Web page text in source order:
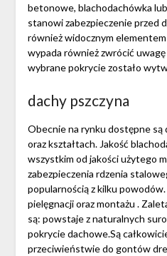
betonowe, blachodachówka
stanowi zabezpieczenie przed
również widocznym
wypada również zwrócić
wybrane pokrycie zostało
dachy pszczyna
Obecnie na rynku dostępne są
oraz kształtach. Jakość
wszystkim od jakości użytego
zabezpieczenia rdzenia
popularnością z kilku
pielęgnacji oraz montażu .
są: powstaje z naturalnych
pokrycie dachowe.Są
przeciwieństwie do gontów